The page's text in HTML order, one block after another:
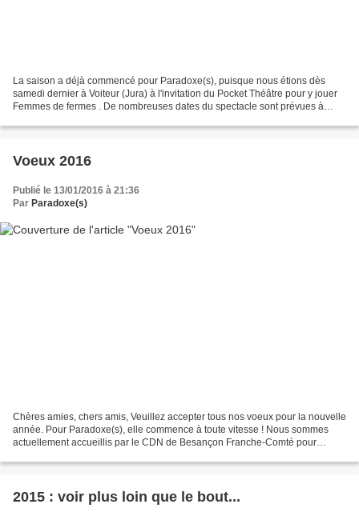
La saison a déjà commencé pour Paradoxe(s), puisque nous étions dès
samedi dernier à Voiteur (Jura) à l'invitation du Pocket Théâtre pour y jouer
Femmes de fermes . De nombreuses dates du spectacle sont prévues à
Voeux 2016
Publié le 13/01/2016 à 21:36
Par Paradoxe(s)
Chères amies, chers amis, Veuillez accepter tous nos voeux pour la nouvelle
année. Pour Paradoxe(s), elle commence à toute vitesse ! Nous sommes
actuellement accueillis par le CDN de Besançon Franche-Comté pour
2015 : voir plus loin que le bout...